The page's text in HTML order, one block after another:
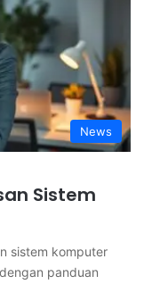
News
Sistem
sistem komputer
panduan